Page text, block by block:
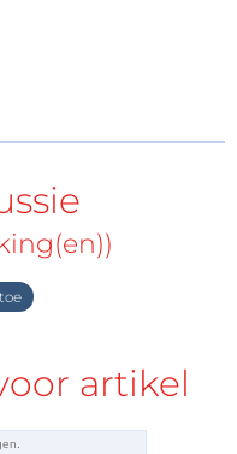
Indicator for 9 V
september/oktober
verscheen
Elektor uit 2016.
zijn sommige
mogelijk niet meer
u inspireren om
de tag
artikel